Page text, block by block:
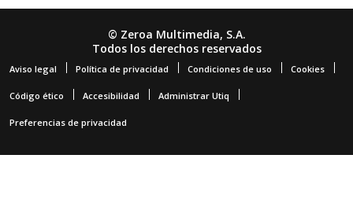
© Zeroa Multimedia, S.A.
Todos los derechos reservados
Aviso legal Política de privacidad Condiciones de uso Cookies
Código ético Accesibilidad Administrar Utiq
Preferencias de privacidad